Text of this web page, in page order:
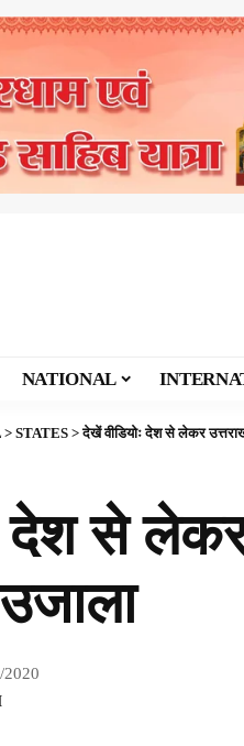
NATIONAL
> STATES >देखें वीडियोः देश से लेकर
देश से
2020